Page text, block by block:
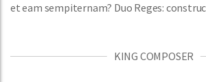
et eam sempiternam? Duo Reges:
KING COMPOSER